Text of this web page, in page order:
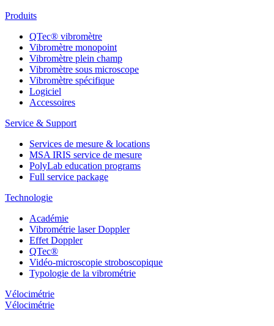
Produits
QTec® vibromètre
Vibromètre monopoint
Vibromètre plein champ
Vibromètre sous microscope
Vibromètre spécifique
Logiciel
Accessoires
Service & Support
Services de mesure & locations
MSA IRIS service de mesure
PolyLab education programs
Full service package
Technologie
Académie
Vibrométrie laser Doppler
Effet Doppler
QTec®
Vidéo-microscopie stroboscopique
Typologie de la vibrométrie
Vélocimétrie
Vélocimétrie